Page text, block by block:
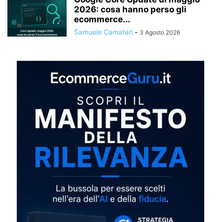
2026: cosa hanno perso gli
ecommerce...
Samuele Camatari - 3 Agosto 2026